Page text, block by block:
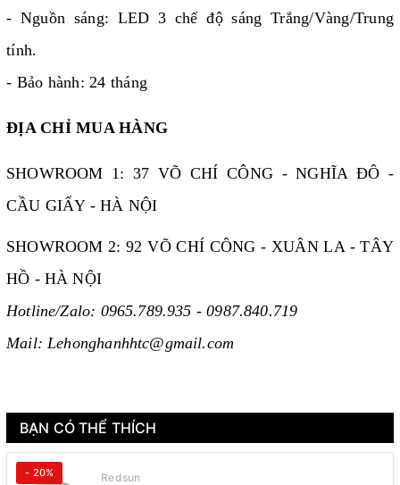
- Nguồn sáng: LED 3 chế độ sáng Trắng/Vàng/Trung
tính.
- Bảo hành: 24 tháng
ĐỊA CHỈ MUA HÀNG
SHOWROOM 1: 37 VÕ CHÍ CÔNG - NGHĨA ĐÔ -
CẦU GIẤY - HÀ NỘI
SHOWROOM 2: 92 VÕ CHÍ CÔNG - XUÂN LA - TÂY
HỒ - HÀ NỘI
Hotline/Zalo: 0965.789.935 - 0987.840.719
Mail: Lehonghanhhtc@gmail.com
BẠN CÓ THỂ THÍCH
- 20% Redsun